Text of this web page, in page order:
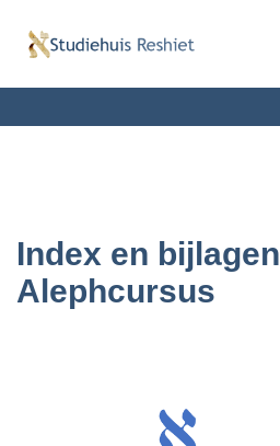
Index en bijlagen
Alephcursus